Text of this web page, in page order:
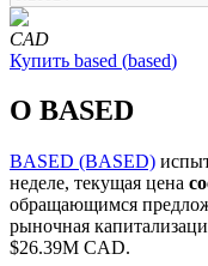
Фьючерсы на
Криптовалютные
CAD
Купить based (based)
О BASED
BASED (BASED)
неделе, текущая цена
обращающимся
рыночная
$26.39M CAD.